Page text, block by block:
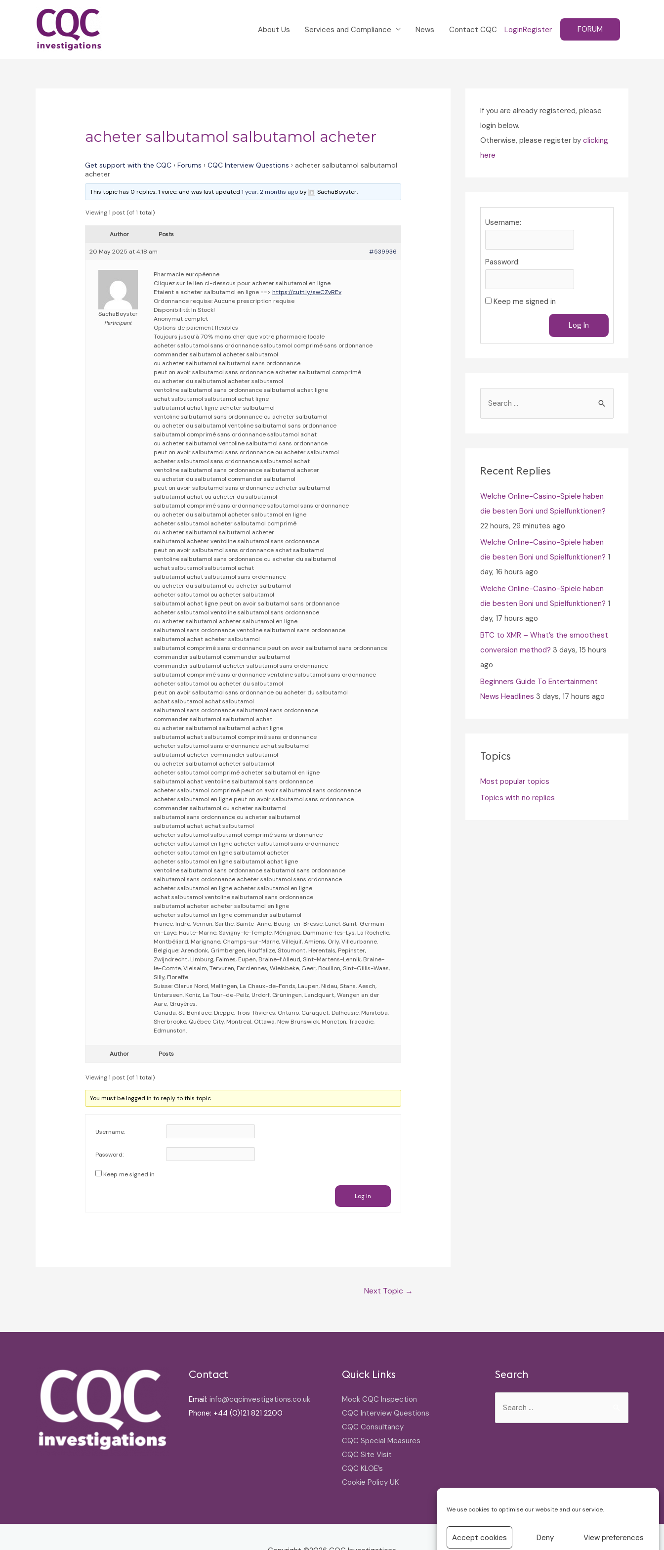
We use cookies to optimise our website and our service.
Accept cookies Deny View preferences
About Us Services and Compliance News Contact CQC LoginRegister FORUM
acheter salbutamol salbutamol acheter
Get support with the CQC › Forums › CQC Interview Questions › acheter salbutamol salbutamol
acheter
This topic has 0 replies, 1 voice, and was last updated1 year, 2 months agoby SachaBoyster.
Viewing 1 post (of 1 total)
Author Posts
20 May 2025 at 4:18 am #539936
SachaBoyster
Participant
Pharmacie européenne
Cliquez sur le lien ci-dessous pour acheter salbutamol en ligne
Etaient a acheter salbutamol en ligne ==>https://cutt.ly/swCZvREv
Ordonnance requise: Aucune prescription requise
Disponibilité: In Stock!
Anonymat complet
Options de paiement flexibles
Toujours jusqu’à 70% moins cher que votre pharmacie locale
acheter salbutamol sans ordonnance salbutamol comprimé sans ordonnance
commander salbutamol acheter salbutamol
ou acheter salbutamol salbutamol sans ordonnance
peut on avoir salbutamol sans ordonnance acheter salbutamol comprimé
ou acheter du salbutamol acheter salbutamol
ventoline salbutamol sans ordonnance salbutamol achat ligne
achat salbutamol salbutamol achat ligne
salbutamol achat ligne acheter salbutamol
ventoline salbutamol sans ordonnance ou acheter salbutamol
ou acheter du salbutamol ventoline salbutamol sans ordonnance
salbutamol comprimé sans ordonnance salbutamol achat
ou acheter salbutamol ventoline salbutamol sans ordonnance
peut on avoir salbutamol sans ordonnance ou acheter salbutamol
acheter salbutamol sans ordonnance salbutamol achat
ventoline salbutamol sans ordonnance salbutamol acheter
ou acheter du salbutamol commander salbutamol
peut on avoir salbutamol sans ordonnance acheter salbutamol
salbutamol achat ou acheter du salbutamol
salbutamol comprimé sans ordonnance salbutamol sans ordonnance
ou acheter du salbutamol acheter salbutamol en ligne
acheter salbutamol acheter salbutamol comprimé
ou acheter salbutamol salbutamol acheter
salbutamol acheter ventoline salbutamol sans ordonnance
peut on avoir salbutamol sans ordonnance achat salbutamol
ventoline salbutamol sans ordonnance ou acheter du salbutamol
achat salbutamol salbutamol achat
salbutamol achat salbutamol sans ordonnance
ou acheter du salbutamol ou acheter salbutamol
acheter salbutamol ou acheter salbutamol
salbutamol achat ligne peut on avoir salbutamol sans ordonnance
acheter salbutamol ventoline salbutamol sans ordonnance
ou acheter salbutamol acheter salbutamol en ligne
salbutamol sans ordonnance ventoline salbutamol sans ordonnance
salbutamol achat acheter salbutamol
salbutamol comprimé sans ordonnance peut on avoir salbutamol sans ordonnance
commander salbutamol commander salbutamol
commander salbutamol acheter salbutamol sans ordonnance
salbutamol comprimé sans ordonnance ventoline salbutamol sans ordonnance
acheter salbutamol ou acheter du salbutamol
peut on avoir salbutamol sans ordonnance ou acheter du salbutamol
achat salbutamol achat salbutamol
salbutamol sans ordonnance salbutamol sans ordonnance
commander salbutamol salbutamol achat
ou acheter salbutamol salbutamol achat ligne
salbutamol achat salbutamol comprimé sans ordonnance
acheter salbutamol sans ordonnance achat salbutamol
salbutamol acheter commander salbutamol
ou acheter salbutamol acheter salbutamol
acheter salbutamol comprimé acheter salbutamol en ligne
salbutamol achat ventoline salbutamol sans ordonnance
acheter salbutamol comprimé peut on avoir salbutamol sans ordonnance
acheter salbutamol en ligne peut on avoir salbutamol sans ordonnance
commander salbutamol ou acheter salbutamol
salbutamol sans ordonnance ou acheter salbutamol
salbutamol achat achat salbutamol
acheter salbutamol salbutamol comprimé sans ordonnance
acheter salbutamol en ligne acheter salbutamol sans ordonnance
acheter salbutamol en ligne salbutamol acheter
acheter salbutamol en ligne salbutamol achat ligne
ventoline salbutamol sans ordonnance salbutamol sans ordonnance
salbutamol sans ordonnance acheter salbutamol sans ordonnance
acheter salbutamol en ligne acheter salbutamol en ligne
achat salbutamol ventoline salbutamol sans ordonnance
salbutamol acheter acheter salbutamol en ligne
acheter salbutamol en ligne commander salbutamol
France: Indre, Vernon, Sarthe, Sainte-Anne, Bourg-en-Bresse, Lunel, Saint-Germain-
en-Laye, Haute-Marne, Savigny-le-Temple, Mérignac, Dammarie-les-Lys, La Rochelle,
Montbéliard, Marignane, Champs-sur-Marne, Villejuif, Amiens, Orly, Villeurbanne.
Belgique: Arendonk, Grimbergen, Houffalize, Stoumont, Herentals, Pepinster,
Zwijndrecht, Limburg, Faimes, Eupen, Braine-l’Alleud, Sint-Martens-Lennik, Braine-
le-Comte, Vielsalm, Tervuren, Farciennes, Wielsbeke, Geer, Bouillon, Sint-Gillis-Waas,
Silly, Floreffe.
Suisse: Glarus Nord, Mellingen, La Chaux-de-Fonds, Laupen, Nidau, Stans, Aesch,
Unterseen, Köniz, La Tour-de-Peilz, Urdorf, Grüningen, Landquart, Wangen an der
Aare, Gruyères.
Canada: St. Boniface, Dieppe, Trois-Rivieres, Ontario, Caraquet, Dalhousie, Manitoba,
Sherbrooke, Québec City, Montreal, Ottawa, New Brunswick, Moncton, Tracadie,
Edmunston.
Author Posts
Viewing 1 post (of 1 total)
You must be logged in to reply to this topic.
Username:
Password:
Keep me signed in
Log In
Next Topic →
If you are already registered, please
login below.
Otherwise, please register by clicking
here
Username:
Password:
Keep me signed in
Log In
h
o
r
:
Recent Replies
Welche Online-Casino-Spiele haben
die besten Boni und Spielfunktionen?
22 hours, 29 minutes ago
Welche Online-Casino-Spiele haben
die besten Boni und Spielfunktionen? 1
day, 16 hours ago
Welche Online-Casino-Spiele haben
die besten Boni und Spielfunktionen? 1
day, 17 hours ago
BTC to XMR – What’s the smoothest
conversion method? 3 days, 15 hours
ago
Beginners Guide To Entertainment
News Headlines 3 days, 17 hours ago
Topics
Most popular topics
Topics with no replies
Contact
Email: info@cqcinvestigations.co.uk
Phone: +44 (0)121 821 2200
Quick Links
Mock CQC Inspection
CQC Interview Questions
CQC Consultancy
CQC Special Measures
CQC Site Visit
CQC KLOE’s
Cookie Policy UK
Search
for: